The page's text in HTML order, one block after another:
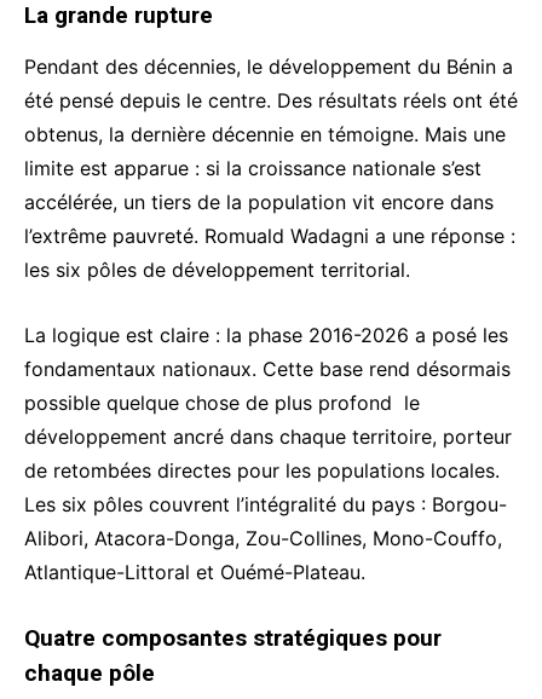
La grande rupture
Pendant des décennies, le développement du Bénin a
été pensé depuis le centre. Des résultats réels ont été
obtenus, la dernière décennie en témoigne. Mais une
limite est apparue : si la croissance nationale s’est
accélérée, un tiers de la population vit encore dans
l’extrême pauvreté. Romuald Wadagni a une réponse :
les six pôles de développement territorial.
La logique est claire : la phase 2016-2026 a posé les
fondamentaux nationaux. Cette base rend désormais
possible quelque chose de plus profond le
développement ancré dans chaque territoire, porteur
de retombées directes pour les populations locales.
Les six pôles couvrent l’intégralité du pays : Borgou-
Alibori, Atacora-Donga, Zou-Collines, Mono-Couffo,
Atlantique-Littoral et Ouémé-Plateau.
Quatre composantes stratégiques pour
chaque pôle